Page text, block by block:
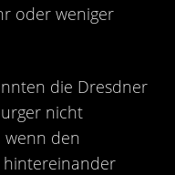
oder weniger
die Dresdner
nicht
wenn den
hintereinander